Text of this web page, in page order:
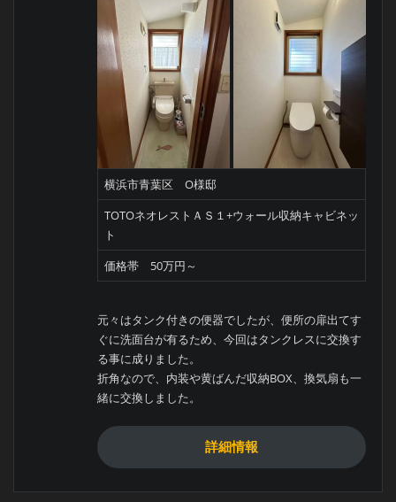
横浜市青葉区 O様邸
TOTOネオレストＡＳ１+ウォール収納キャビネッ
ト
価格帯 50万円～
元々はタンク付きの便器でしたが、便所の扉出てす
ぐに洗面台が有るため、今回はタンクレスに交換す
る事に成りました。
折角なので、内装や黄ばんだ収納BOX、換気扇も一
緒に交換しました。
詳細情報